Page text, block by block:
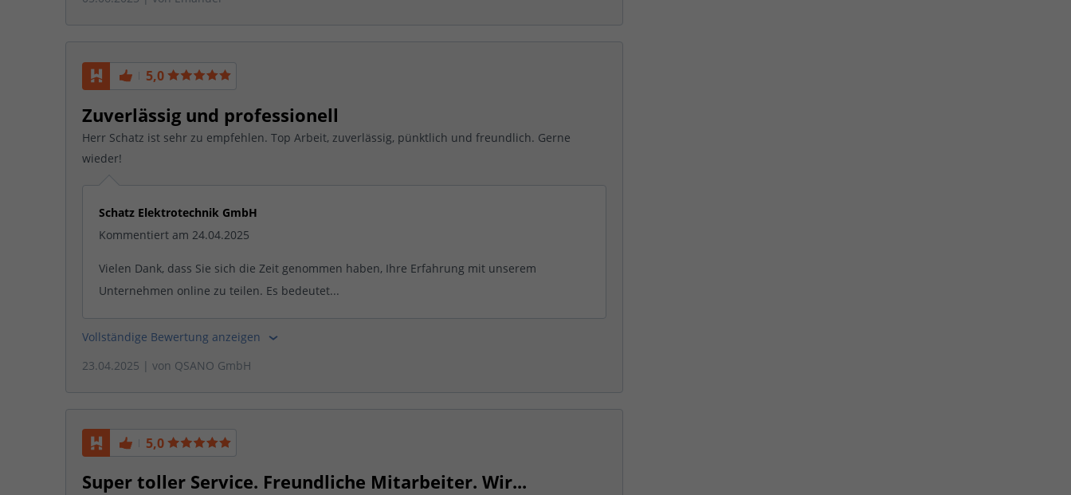
5,0
Zuverlässig und professionell
Herr Schatz ist sehr zu empfehlen. Top Arbeit, zuverlässig, pünktlich und freundlich. Gerne
wieder!
Schatz Elektrotechnik GmbH
Kommentiert am 24.04.2025
Vielen Dank, dass Sie sich die Zeit genommen haben, Ihre Erfahrung mit unserem
Unternehmen online zu teilen. Es bedeutet...
Vollständige Bewertung anzeigen
23.04.2025 | von QSANO GmbH
5,0
Super toller Service. Freundliche Mitarbeiter. Wir...